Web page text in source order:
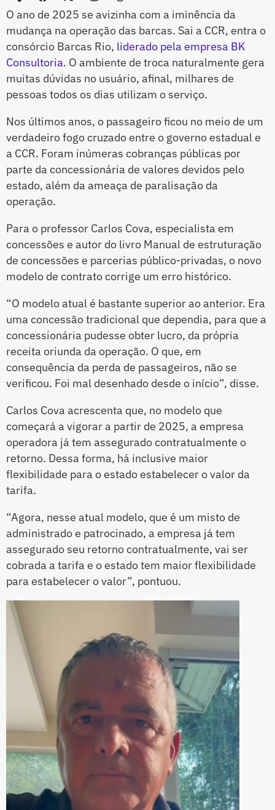
O ano de 2025 se avizinha com a iminência da
mudança na operação das barcas. Sai a CCR, entra o
consórcio Barcas Rio, liderado pela empresa BK
Consultoria. O ambiente de troca naturalmente gera
muitas dúvidas no usuário, afinal, milhares de
pessoas todos os dias utilizam o serviço.
Nos últimos anos, o passageiro ficou no meio de um
verdadeiro fogo cruzado entre o governo estadual e
a CCR. Foram inúmeras cobranças públicas por
parte da concessionária de valores devidos pelo
estado, além da ameaça de paralisação da
operação.
Para o professor Carlos Cova, especialista em
concessões e autor do livro Manual de estruturação
de concessões e parcerias público-privadas, o novo
modelo de contrato corrige um erro histórico.
“O modelo atual é bastante superior ao anterior. Era
uma concessão tradicional que dependia, para que a
concessionária pudesse obter lucro, da própria
receita oriunda da operação. O que, em
consequência da perda de passageiros, não se
verificou. Foi mal desenhado desde o início”, disse.
Carlos Cova acrescenta que, no modelo que
começará a vigorar a partir de 2025, a empresa
operadora já tem assegurado contratualmente o
retorno. Dessa forma, há inclusive maior
flexibilidade para o estado estabelecer o valor da
tarifa.
“Agora, nesse atual modelo, que é um misto de
administrado e patrocinado, a empresa já tem
assegurado seu retorno contratualmente, vai ser
cobrada a tarifa e o estado tem maior flexibilidade
para estabelecer o valor”, pontuou.